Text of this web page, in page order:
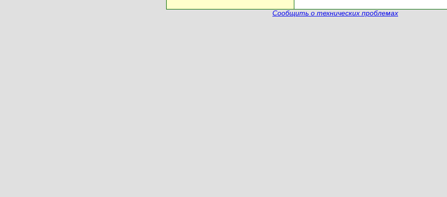
Сообщить о технических проблемах